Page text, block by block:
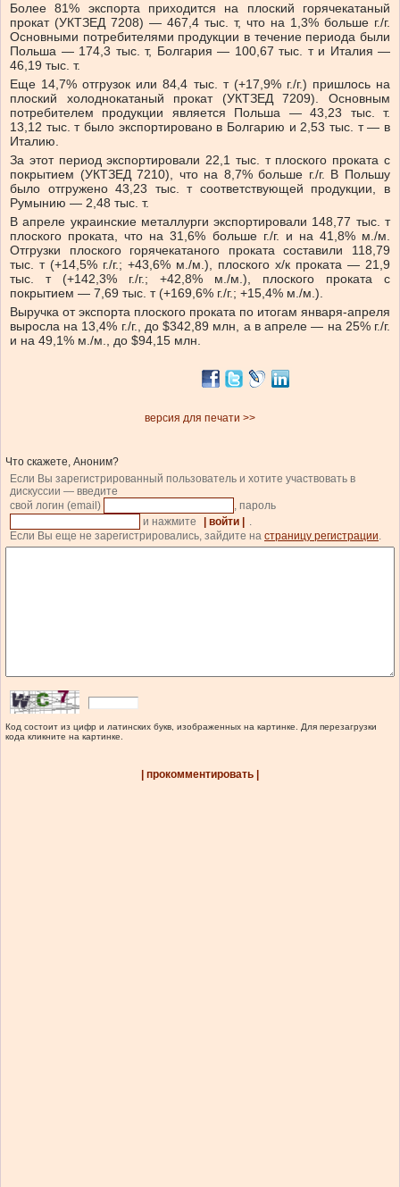
Более 81% экспорта приходится на плоский горячекатаный
прокат (УКТЗЕД 7208) — 467,4 тыс. т, что на 1,3% больше г./г.
Основными потребителями продукции в течение периода были
Польша — 174,3 тыс. т, Болгария — 100,67 тыс. т и Италия —
46,19 тыс. т.
Еще 14,7% отгрузок или 84,4 тыс. т (+17,9% г./г.) пришлось на
плоский холоднокатаный прокат (УКТЗЕД 7209). Основным
потребителем продукции является Польша — 43,23 тыс. т.
13,12 тыс. т было экспортировано в Болгарию и 2,53 тыс. т — в
Италию.
За этот период экспортировали 22,1 тыс. т плоского проката с
покрытием (УКТЗЕД 7210), что на 8,7% больше г./г. В Польшу
было отгружено 43,23 тыс. т соответствующей продукции, в
Румынию — 2,48 тыс. т.
В апреле украинские металлурги экспортировали 148,77 тыс. т
плоского проката, что на 31,6% больше г./г. и на 41,8% м./м.
Отгрузки плоского горячекатаного проката составили 118,79
тыс. т (+14,5% г./г.; +43,6% м./м.), плоского х/к проката — 21,9
тыс. т (+142,3% г./г.; +42,8% м./м.), плоского проката с
покрытием — 7,69 тыс. т (+169,6% г./г.; +15,4% м./м.).
Выручка от экспорта плоского проката по итогам января-апреля
выросла на 13,4% г./г., до $342,89 млн, а в апреле — на 25% г./г.
и на 49,1% м./м., до $94,15 млн.
версия для печати >>
Что скажете, Аноним?
Если Вы зарегистрированный пользователь и хотите участвовать в
дискуссии — введите
свой логин (email)
, пароль
и нажмите
| войти |
.
Если Вы еще не зарегистрировались, зайдите на страницу регистрации.
Код состоит из цифр и латинских букв, изображенных на картинке. Для перезагрузки
кода кликните на картинке.
| прокомментировать |